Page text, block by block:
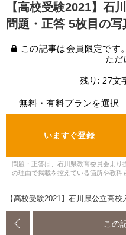
【高校受験2021】石
問題・正答 5枚目の
この記事は会員限定です
ただ
残り: 27文
無料・有料プランを選択
いますぐ登録
問題・正答は、石川県教育委員会よ
の理由で掲載を控えている箇所や教
【高校受験2021】石川県公立高
この